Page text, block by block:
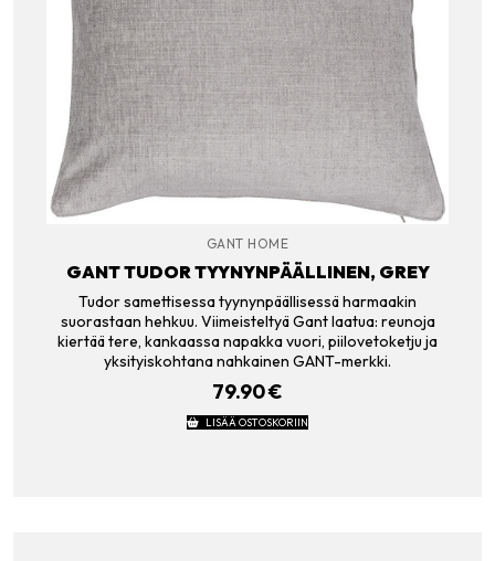
GANT HOME
GANT TUDOR TYYNYNPÄÄLLINEN, GREY
Tudor samettisessa tyynynpäällisessä harmaakin
suorastaan hehkuu. Viimeisteltyä Gant laatua: reunoja
kiertää tere, kankaassa napakka vuori, piilovetoketju ja
yksityiskohtana nahkainen GANT-merkki.
79.90€
LISÄÄ OSTOSKORIIN